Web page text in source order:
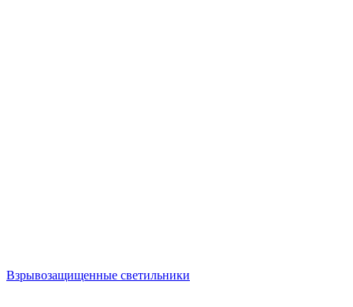
Взрывозащищенные светильники